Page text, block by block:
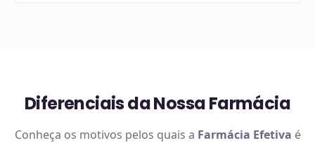
Diferenciais da Nossa Farmácia
Conheça os motivos pelos quais a Farmácia Efetiva é